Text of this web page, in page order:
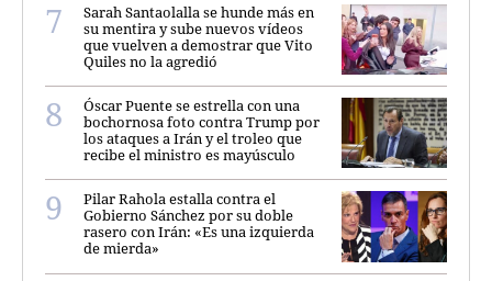
Sarah Santaolalla se hunde más en
su mentira y sube nuevos vídeos
que vuelven a demostrar que Vito
Quiles no la agredió
Óscar Puente se estrella con una
bochornosa foto contra Trump por
los ataques a Irán y el troleo que
recibe el ministro es mayúsculo
Pilar Rahola estalla contra el
Gobierno Sánchez por su doble
rasero con Irán: «Es una izquierda
de mierda»